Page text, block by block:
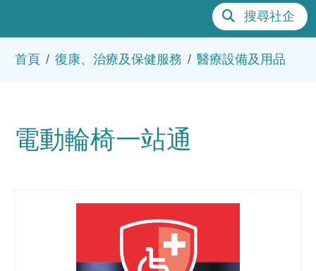
搜尋社企
首頁 復康、治療及保健服務 醫療設備及用品
電動輪椅一站通